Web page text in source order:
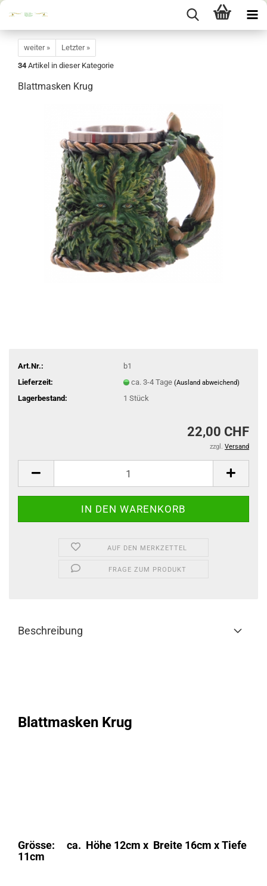
weiter »
Letzter »
34 Artikel in dieser Kategorie
Blattmasken Krug
Art.Nr.:
b1
Lieferzeit:
ca. 3-4 Tage (Ausland abweichend)
Lagerbestand: 1 Stück
22,00 CHF
zzgl. Versand
AUF DEN MERKZETTEL
FRAGE ZUM PRODUKT
Beschreibung
Blattmasken Krug
Grösse: ca. Höhe 12cm x Breite 16cm x Tiefe
11cm